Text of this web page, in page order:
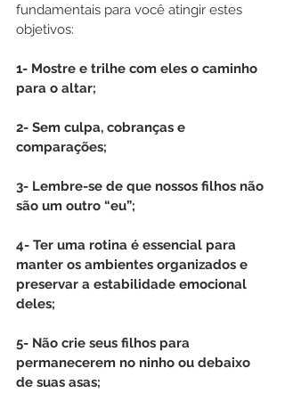
fundamentais para você atingir estes
objetivos:
1- Mostre e trilhe com eles o caminho
para o altar;
2- Sem culpa, cobranças e
comparações;
3- Lembre-se de que nossos filhos não
são um outro “eu”;
4- Ter uma rotina é essencial para
manter os ambientes organizados e
preservar a estabilidade emocional
deles;
5- Não crie seus filhos para
permanecerem no ninho ou debaixo
de suas asas;